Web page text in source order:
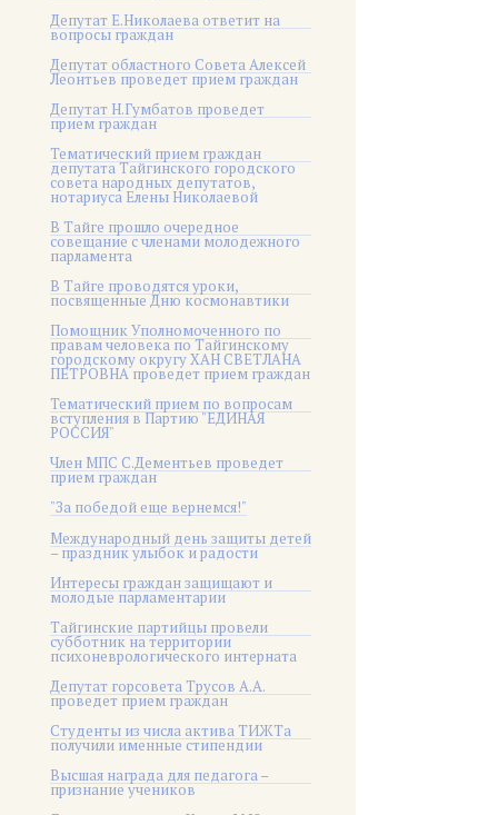
Депутат Е.Николаева ответит на
вопросы граждан
Депутат областного Совета Алексей
Леонтьев проведет прием граждан
Депутат Н.Гумбатов проведет
прием граждан
Тематический прием граждан
депутата Тайгинского городского
совета народных депутатов,
нотариуса Елены Николаевой
В Тайге прошло очередное
совещание с членами молодежного
парламента
В Тайге проводятся уроки,
посвященные Дню космонавтики
Помощник Уполномоченного по
правам человека по Тайгинскому
городскому округу ХАН СВЕТЛАНА
ПЕТРОВНА проведет прием граждан
Тематический прием по вопросам
вступления в Партию "ЕДИНАЯ
РОССИЯ"
Член МПС С.Дементьев проведет
прием граждан
"За победой еще вернемся!"
Международный день защиты детей
– праздник улыбок и радости
Интересы граждан защищают и
молодые парламентарии
Тайгинские партийцы провели
субботник на территории
психоневрологического интерната
Депутат горсовета Трусов А.А.
проведет прием граждан
Студенты из числа актива ТИЖТа
получили именные стипендии
Высшая награда для педагога –
признание учеников